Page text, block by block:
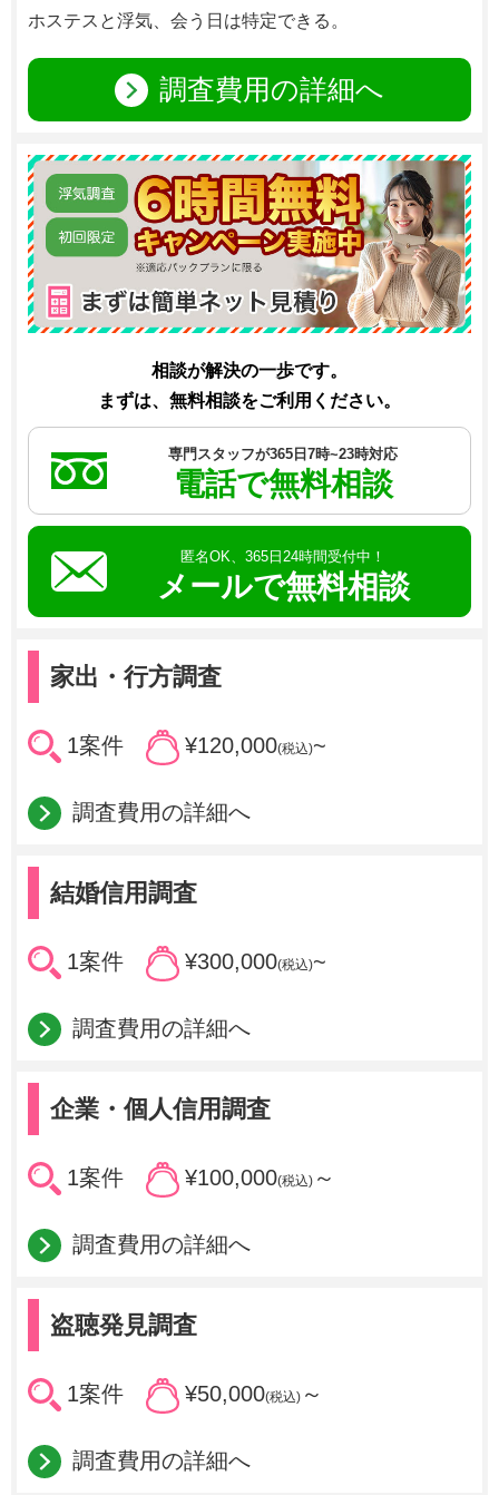
ホステスと浮気、会う日は特定できる。
調査費用の詳細へ
相談が解決の一歩です。
まずは、無料相談をご利用ください。
専門スタッフが365日7時~23時対応
電話で無料相談
匿名OK、365日24時間受付中！
メールで無料相談
家出・行方調査
1案件 ¥120,000(税込)~
調査費用の詳細へ
結婚信用調査
1案件 ¥300,000(税込)~
調査費用の詳細へ
企業・個人信用調査
1案件 ¥100,000(税込) ～
調査費用の詳細へ
盗聴発見調査
1案件 ¥50,000(税込) ～
調査費用の詳細へ